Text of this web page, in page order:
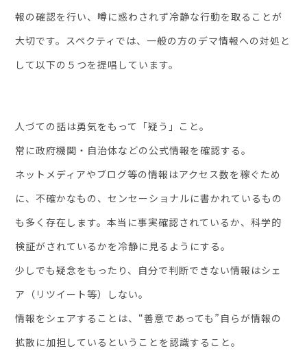
報の確認を行い、噂に惑わされず冷静な行動を取ることが
大切です。スペクティでは、一般の方のデマ情報への対処と
して以下の５つを提唱しています。
人づての話は勇気をもって「疑う」こと。
常に政府機関・自治体などの公式情報を確認する。
ネットメディアやブログ等の情報はアクセス数を稼ぐため
に、不確かなもの、センセーショナルに書かれているもの
も多く存在します。本当に事実確認されているか、科学的
検証がされているかを冷静に見るようにする。
少しでも疑念をもったり、自分で判断できない情報はシェ
ア（リツイート等）しない。
情報をシェアすることは、“善意であっても”自らが情報の
拡散に加担しているということを認識すること。